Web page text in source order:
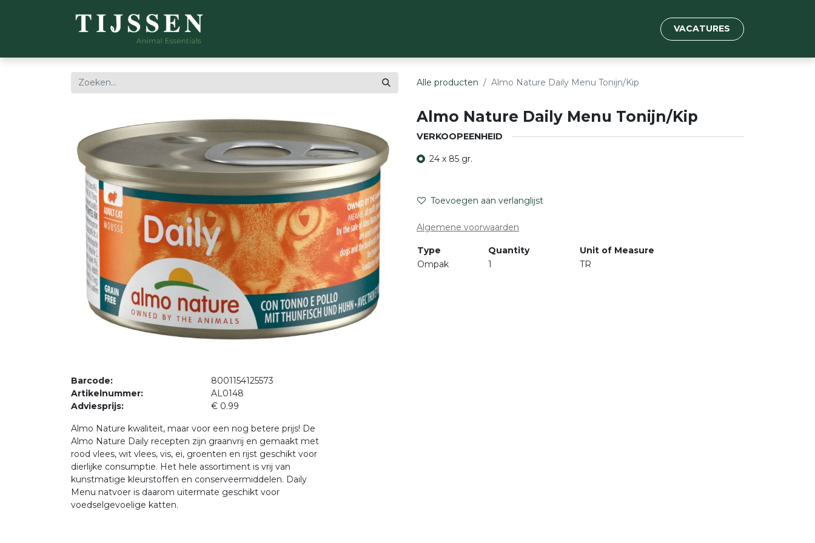
VACATURES
Alle producten Almo Nature Daily Menu Tonijn/Kip
Almo Nature Daily Menu Tonijn/Kip
VERKOOPEENHEID
24 x 85 gr.
Toevoegen aan verlanglijst
Algemene voorwaarden
Type Quantity
Unit of Measure
Ompak
1 TR
Barcode:
8001154125573
Artikelnummer:
AL0148
Adviesprijs:
€ 0.99
Almo Nature kwaliteit, maar voor een nog betere prijs! De
Almo Nature Daily recepten zijn graanvrij en gemaakt met
rood vlees, wit vlees, vis, ei, groenten en rijst geschikt voor
dierlijke consumptie. Het hele assortiment is vrij van
kunstmatige kleurstoffen en conserveermiddelen. Daily
Menu natvoer is daarom uitermate geschikt voor
voedselgevoelige katten.